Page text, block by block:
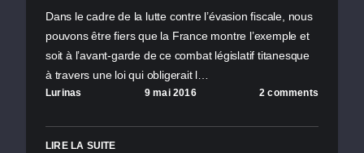
Dans le cadre de la lutte contre l’évasion fiscale, nous
pouvons être fiers que la France montre l’exemple et
soit à l’avant-garde de ce combat législatif titanesque
à travers une loi qui obligerait l…
Lurinas 9 mai 2016 2 comments
LIRE LA SUITE